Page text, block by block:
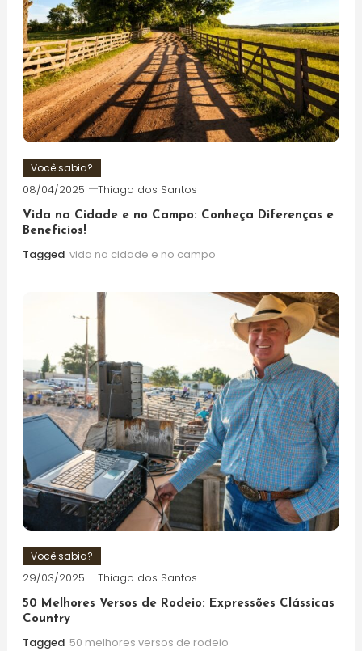
Você sabia?
08/04/2025 Thiago dos Santos
Vida na Cidade e no Campo: Conheça Diferenças e
Benefícios!
Tagged vida na cidade e no campo
Você sabia?
29/03/2025 Thiago dos Santos
50 Melhores Versos de Rodeio: Expressões Clássicas
Country
Tagged 50 melhores versos de rodeio